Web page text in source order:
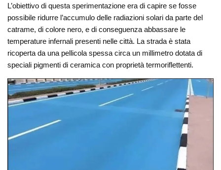
L’obiettivo di questa sperimentazione era di capire se fosse
possibile ridurre l’accumulo delle radiazioni solari da parte del
catrame, di colore nero, e di conseguenza abbassare le
temperature infernali presenti nelle città. La strada è stata
ricoperta da una pellicola spessa circa un millimetro dotata di
speciali pigmenti di ceramica con proprietà termoriflettenti.